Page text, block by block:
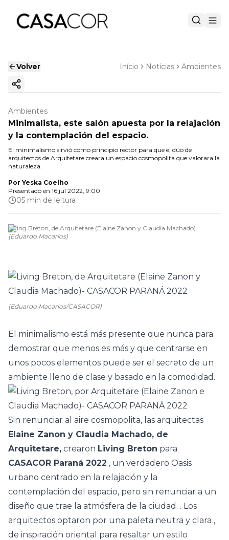
Volver Início Notícias Ambientes
Copiar enlace
Ambientes
Minimalista, este salón apuesta por la relajación
y la contemplación del espacio.
El minimalismo sirvió como principio rector para que el dúo de
arquitectos de Arquitetare creara un espacio cosmopolita que valorara la
naturaleza.
Por Yeska Coelho
Presentado en 16 jul 2022, 9:00
05 min de leitura
Living Breton, de Arquitetare (Elaine Zanon y Claudia Machado).
(Eduardo Macarios)
(Eduardo Macarios/CASACOR)
El minimalismo está más presente que nunca para
demostrar que menos es más y que centrarse en
unos pocos elementos puede ser el secreto de un
ambiente lleno de clase y basado en la comodidad.
Sin renunciar al aire cosmopolita, las arquitectas
Elaine Zanon y Claudia Machado, de
Arquitetare, crearon Living Breton para
CASACOR Paraná 2022 , un verdadero Oasis
urbano centrado en la relajación y la
contemplación del espacio, pero sin renunciar a un
diseño que trae la atmósfera de la ciudad. . Los
arquitectos optaron por una paleta neutra y clara ,
de inspiración oriental para resaltar un estilo